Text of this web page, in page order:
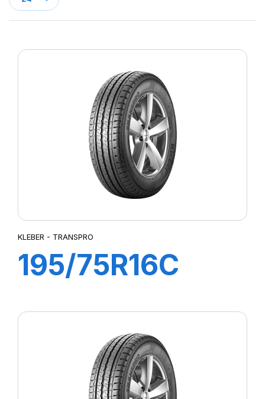
KLEBER - TRANSPRO
195/75R16C
TRANSPRO